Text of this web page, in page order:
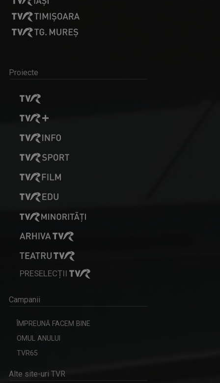
Proiecte
PRESELECȚII
Campanii
ÎMPREUNĂ FACEM BINE
OMUL ANULUI
TVR65
Alte site-uri TVR